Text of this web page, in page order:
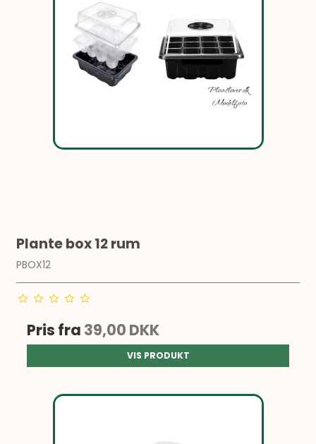
Plante box 12 rum
PBOX12
Pris fra 39,00 DKK
VIS PRODUKT